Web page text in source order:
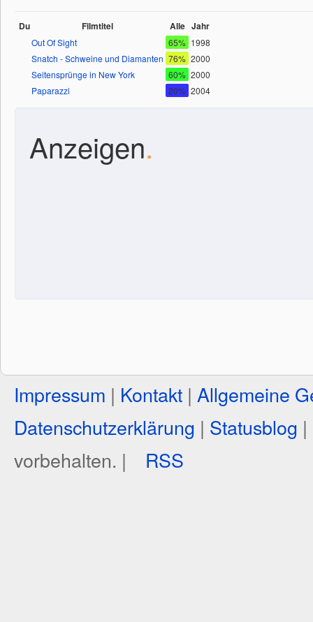
Du Filmtitel Alle Jahr
Out Of Sight 65% 1998
Snatch - Schweine und Diamanten 76% 2000
Seitensprünge in New York
60% 2000
Paparazzi
20% 2004
Anzeigen.
Impressum | Kontakt | Allgemeine
Datenschutzerklärung | Statusblog |
vorbehalten. |
RSS